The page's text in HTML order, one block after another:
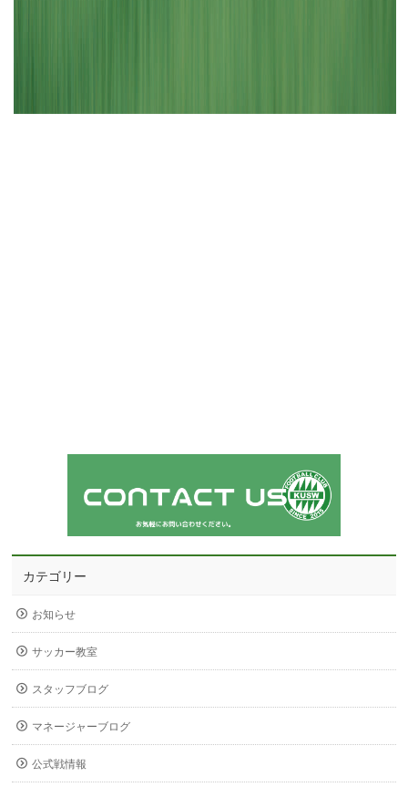
カテゴリー
お知らせ
サッカー教室
スタッフブログ
マネージャーブログ
公式戦情報